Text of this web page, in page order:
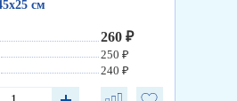
см
260 ₽
250 ₽
240 ₽